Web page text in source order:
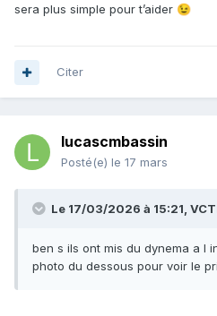
sera plus simple pour t’aider 😉
Citer
lucascmbassin
Posté(e) le 17 mars
Le 17/03/2026 à 15:21,
ben s ils ont mis du dynema a l
photo du dessous pour voir le